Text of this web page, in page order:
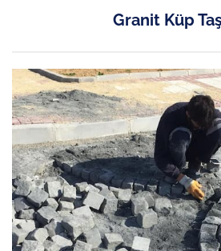
Granit Küp